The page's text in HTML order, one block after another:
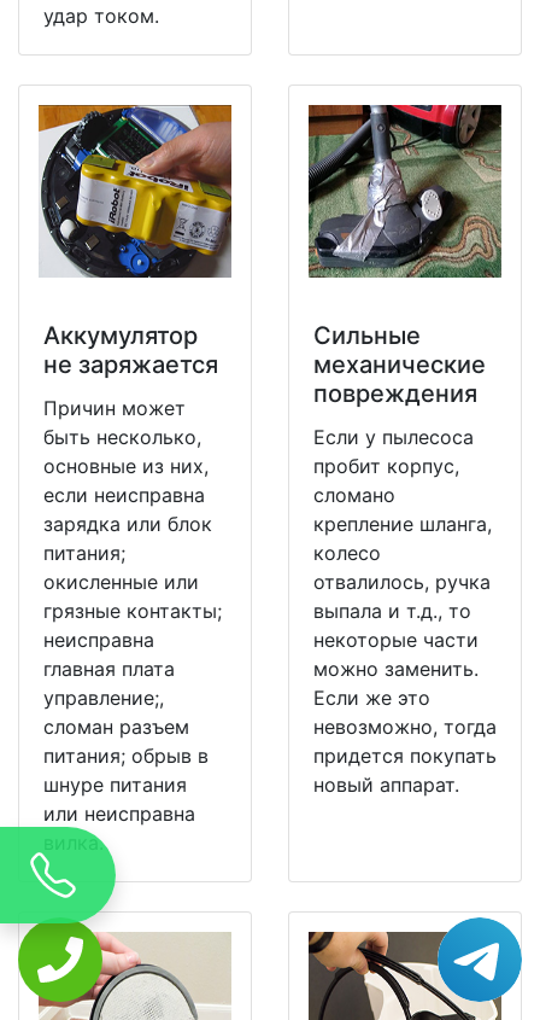
удар током.
Аккумулятор
не заряжается
Причин может
быть несколько,
основные из них,
если неисправна
зарядка или блок
питания;
окисленные или
грязные контакты;
неисправна
главная плата
управление;,
сломан разъем
питания; обрыв в
шнуре питания
или неисправна
вилка.
Сильные
механические
повреждения
Если у пылесоса
пробит корпус,
сломано
крепление шланга,
колесо
отвалилось, ручка
выпала и т.д., то
некоторые части
можно заменить.
Если же это
невозможно, тогда
придется покупать
новый аппарат.